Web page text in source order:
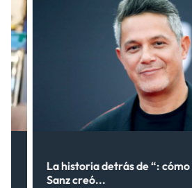
La historia detrás de “:
Sanz creó...